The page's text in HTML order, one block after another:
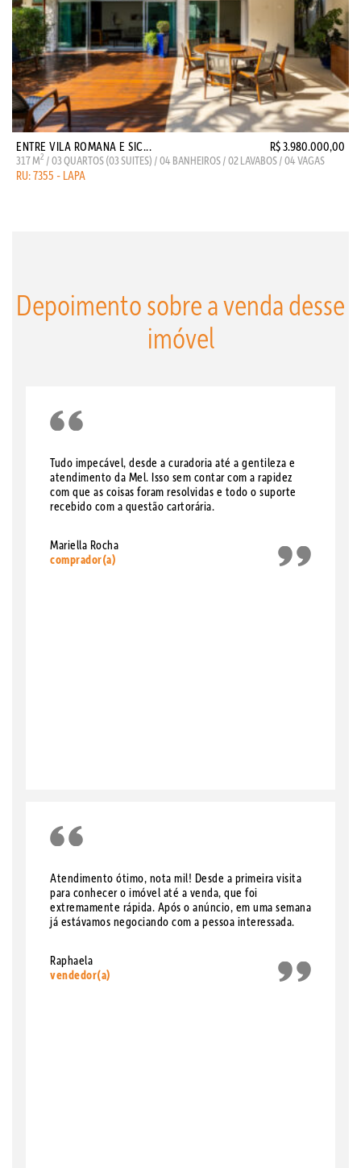
ENTRE VILA ROMANA E SIC... R$ 3.980.000,00
317 M2 / 03 QUARTOS (03 SUITES) / 04 BANHEIROS / 02 LAVABOS / 04 VAGAS
RU: 7355 - LAPA
Depoimento sobre a venda desse
imóvel
Tudo impecável, desde a curadoria até a gentileza e
atendimento da Mel. Isso sem contar com a rapidez
com que as coisas foram resolvidas e todo o suporte
recebido com a questão cartorária.
Mariella Rocha
comprador(a)
Atendimento ótimo, nota mil! Desde a primeira visita
para conhecer o imóvel até a venda, que foi
extremamente rápida. Após o anúncio, em uma semana
já estávamos negociando com a pessoa interessada.
Raphaela
vendedor(a)